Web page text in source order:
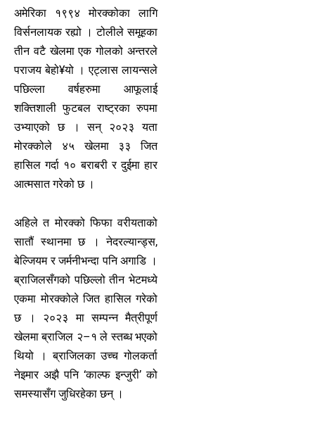
अमेरिका १९९४ मोरक्कोका लागि
विर्सनलायक रह्यो । टोलीले समूहका
तीन वटै खेलमा एक गोलको अन्तरले
पराजय बेहो¥यो । एट्लास लायन्सले
पछिल्ला वर्षहरुमा आफूलाई
शक्तिशाली फुटबल राष्ट्रका रुपमा
उभ्याएको छ । सन् २०२३ यता
मोरक्कोले ४५ खेलमा ३३ जित
हासिल गर्दा १० बराबरी र दुईमा हार
आत्मसात गरेको छ ।
अहिले त मोरक्को फिफा वरीयताको
सातौं स्थानमा छ । नेदरल्यान्ड्स,
बेल्जियम र जर्मनीभन्दा पनि अगाडि ।
ब्राजिलसँगको पछिल्लो तीन भेटमध्ये
एकमा मोरक्कोले जित हासिल गरेको
छ । २०२३ मा सम्पन्न मैत्रीपूर्ण
खेलमा ब्राजिल २–१ ले स्तब्ध भएको
थियो । ब्राजिलका उच्च गोलकर्ता
नेइमार अझै पनि ‘काल्फ इन्जुरी’ को
समस्यासँग जुधिरहेका छन् ।